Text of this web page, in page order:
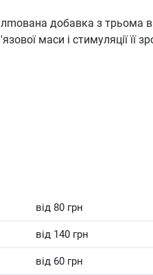
добавка з трьома
маси і стимуляції її
від 80 грн
від 140 грн
від 60 грн